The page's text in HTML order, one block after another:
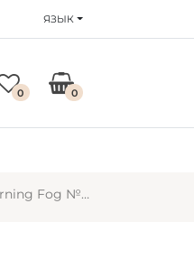
ЯЗЫК
0 0
Гель-лак серый PNB Morning Fog №04L, эмаль (8 мл)